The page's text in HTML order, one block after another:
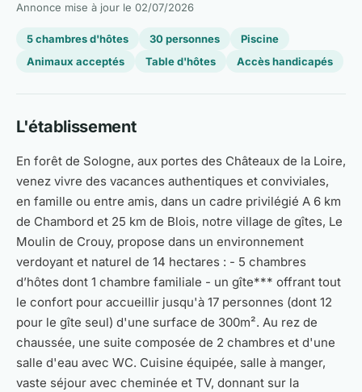
Annonce mise à jour le 02/07/2026
5 chambres d'hôtes 30 personnes
Piscine
Animaux acceptés
Table d'hôtes Accès handicapés
L'établissement
En forêt de Sologne, aux portes des Châteaux de la Loire,
venez vivre des vacances authentiques et conviviales,
en famille ou entre amis, dans un cadre privilégié A 6 km
de Chambord et 25 km de Blois, notre village de gîtes, Le
Moulin de Crouy, propose dans un environnement
verdoyant et naturel de 14 hectares : - 5 chambres
d’hôtes dont 1 chambre familiale - un gîte*** offrant tout
le confort pour accueillir jusqu'à 17 personnes (dont 12
pour le gîte seul) d'une surface de 300m². Au rez de
chaussée, une suite composée de 2 chambres et d'une
salle d'eau avec WC. Cuisine équipée, salle à manger,
vaste séjour avec cheminée et TV, donnant sur la